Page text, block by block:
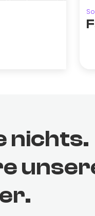
nichts.